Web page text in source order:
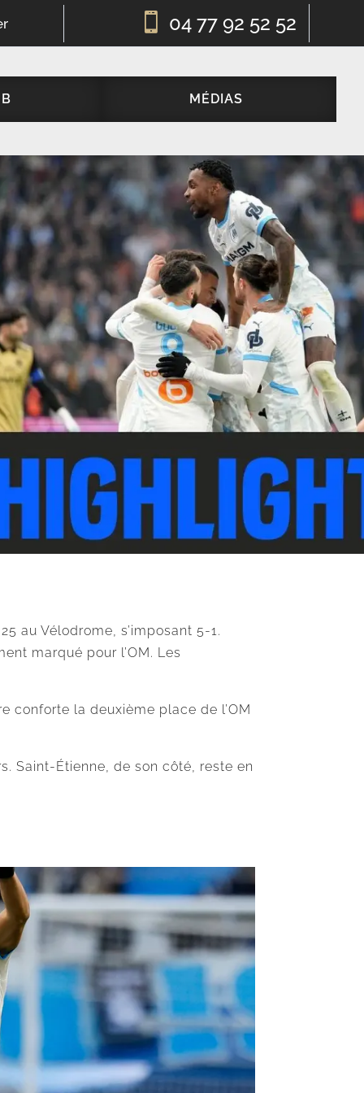
 04 77 92 52 52
MÉDIAS
au Vélodrome, s’imposant 5-1.
marqué pour l’OM. Les
conforte la deuxième place de l’OM
Saint-Étienne, de son côté, reste en